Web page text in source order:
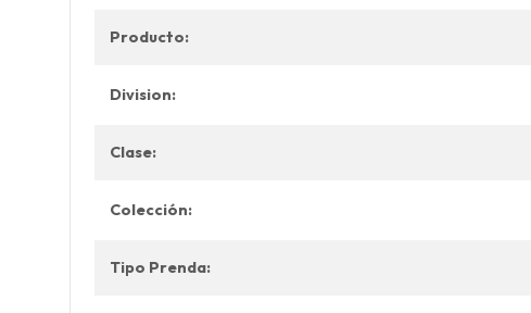
Producto:
Division:
Clase:
Colección:
Tipo Prenda: